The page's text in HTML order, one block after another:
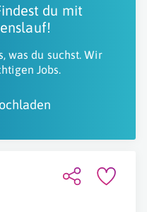
du mit
was du suchst. Wir
Jobs.